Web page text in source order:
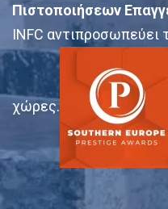
Πιστοποιήσεων
INFC αντιπροσωπεύει
χώρες.